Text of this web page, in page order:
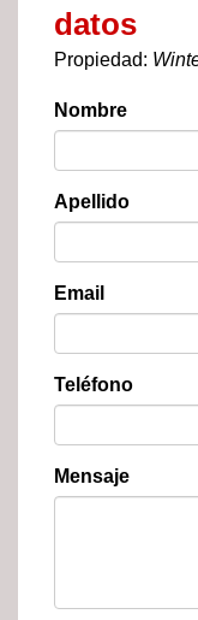
datos
Propiedad:
Nombre
Apellido
Email
Teléfono
Mensaje